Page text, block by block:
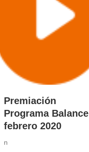
Premiación
Programa Balance
febrero 2020
n